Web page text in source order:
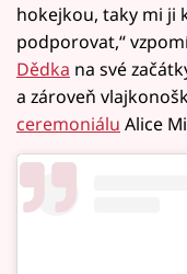
hokejkou, taky mi ji
podporovat,“
Dědka na své
a zároveň
ceremoniálu Alice